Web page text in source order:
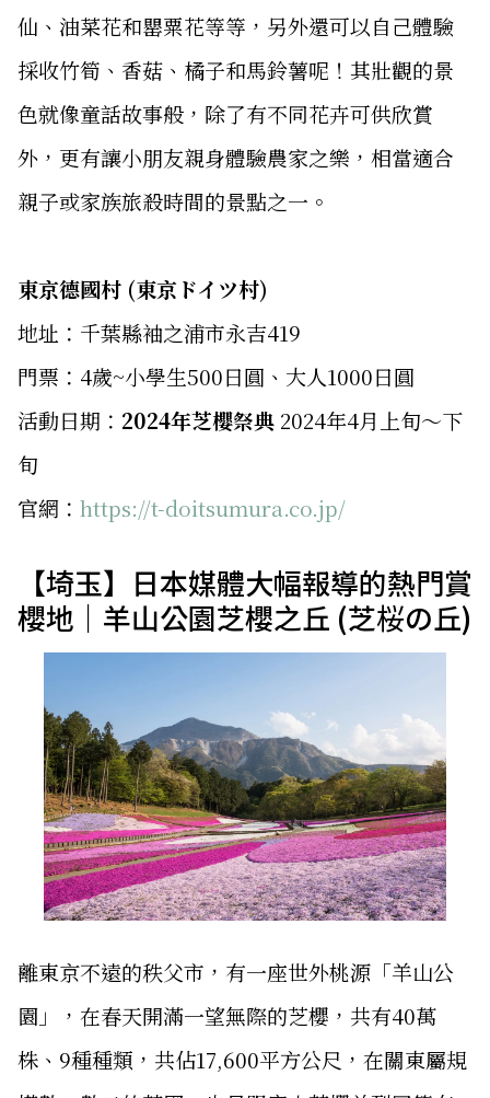
仙、油菜花和罌粟花等等，另外還可以自己體驗
採收竹筍、香菇、橘子和馬鈴薯呢！其壯觀的景
色就像童話故事般，除了有不同花卉可供欣賞
外，更有讓小朋友親身體驗農家之樂，相當適合
親子或家族旅殺時間的景點之一。
東京德國村 (東京ドイツ村)
地址：千葉縣袖之浦市永吉419
門票：4歲~小學生500日圓、大人1000日圓
活動日期： 2024年芝櫻祭典 2024年4月上旬～下
旬
官網： https://t-doitsumura.co.jp/
【埼玉】日本媒體大幅報導的熱門賞
櫻地｜羊山公園芝櫻之丘 (芝桜の丘)
離東京不遠的秩父市，有一座世外桃源「羊山公
園」，在春天開滿一望無際的芝櫻，共有40萬
株、9種種類，共佔17,600平方公尺，在關東屬規